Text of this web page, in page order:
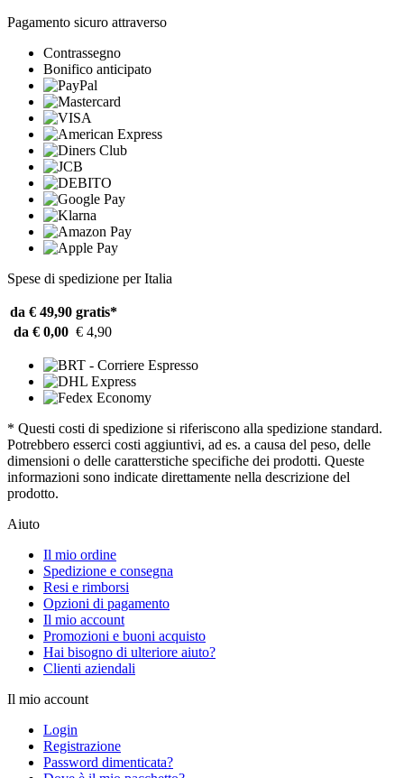
Pagamento sicuro attraverso
Contrassegno
Bonifico anticipato
Spese di spedizione per Italia
da € 49,90 gratis*
da € 0,00 € 4,90
* Questi costi di spedizione si riferiscono alla spedizione standard.
Potrebbero esserci costi aggiuntivi, ad es. a causa del peso, delle
dimensioni o delle caratterstiche specifiche dei prodotti. Queste
informazioni sono indicate direttamente nella descrizione del
prodotto.
Aiuto
Il mio ordine
Spedizione e consegna
Resi e rimborsi
Opzioni di pagamento
Il mio account
Promozioni e buoni acquisto
Hai bisogno di ulteriore aiuto?
Clienti aziendali
Il mio account
Login
Registrazione
Password dimenticata?